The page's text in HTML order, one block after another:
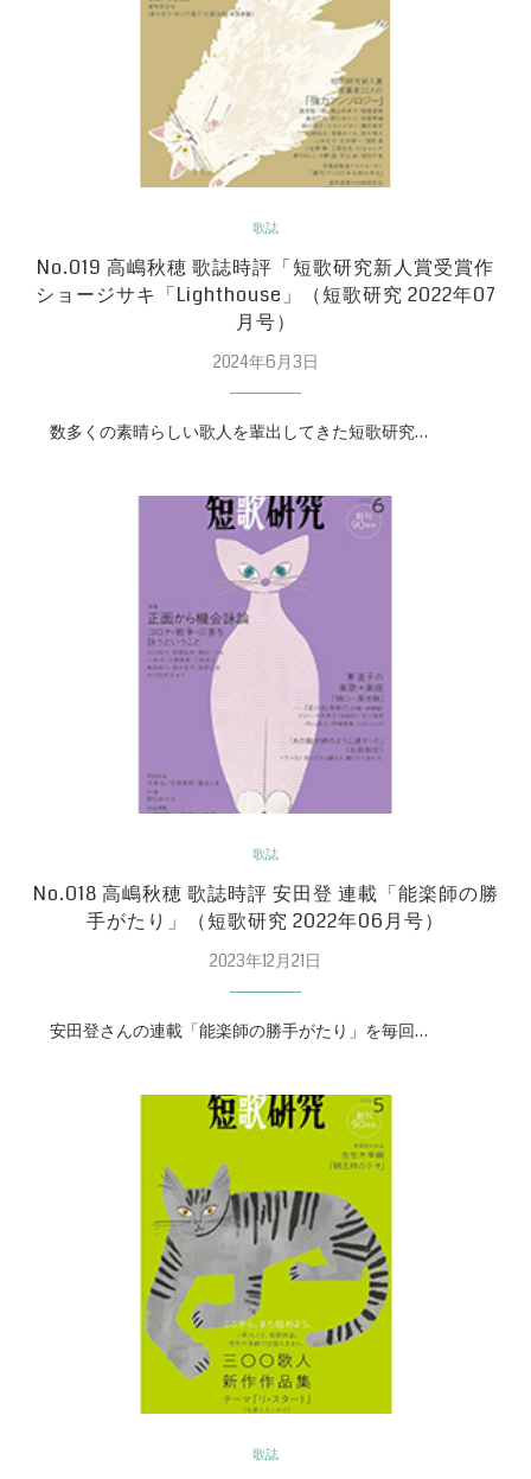
歌誌
No.019 高嶋秋穂 歌誌時評「短歌研究新人賞受賞作
ショージサキ「Lighthouse」（短歌研究 2022年07
月号）
2024年6月3日
数多くの素晴らしい歌人を輩出してきた短歌研究…
歌誌
No.018 高嶋秋穂 歌誌時評 安田登 連載「能楽師の勝
手がたり」（短歌研究 2022年06月号）
2023年12月21日
安田登さんの連載「能楽師の勝手がたり」を毎回…
歌誌